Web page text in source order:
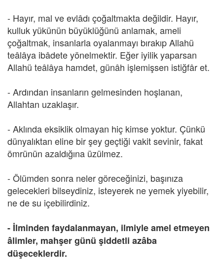
- Hayır, mal ve evlâdı çoğaltmakta değildir. Hayır,
kulluk yükünün büyüklüğünü anlamak, ameli
çoğaltmak, insanlarla oyalanmayı bırakıp Allahü
teâlâya ibâdete yönelmektir. Eğer iyilik yaparsan
Allahü teâlâya hamdet, günâh işlemişsen istiğfâr et.
- Ardından insanların gelmesinden hoşlanan,
Allahtan uzaklaşır.
- Aklında eksiklik olmayan hiç kimse yoktur. Çünkü
dünyalıktan eline bir şey geçtiği vakit sevinir, fakat
ömrünün azaldığına üzülmez.
- Ölümden sonra neler göreceğinizi, başınıza
gelecekleri bilseydiniz, isteyerek ne yemek yiyebilir,
ne de su içebilirdiniz.
- İlminden faydalanmayan, ilmiyle amel etmeyen
âlimler, mahşer günü şiddetli azâba
düşeceklerdir.